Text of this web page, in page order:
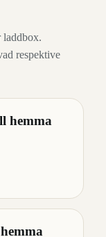
laddbox.
respektive
hemma